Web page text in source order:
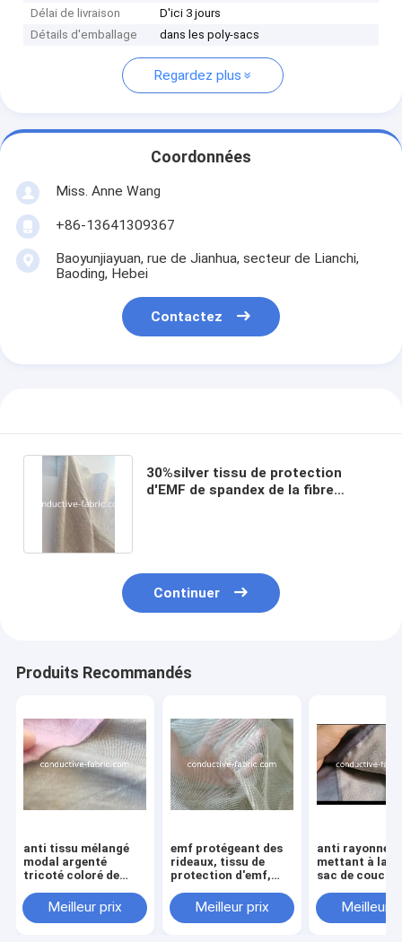
Délai de livraison
D'ici 3 jours
Détails d'emballage
dans les poly-sacs
Regardez plus
Coordonnées
Miss. Anne Wang
+86-13641309367
Baoyunjiayuan, rue de Jianhua, secteur de Lianchi,
Baoding, Hebei
Contactez
30%silver tissu de protection
d'EMF de spandex de la fibre
Continuer
Produits Recommandés
anti tissu mélangé
modal argenté
tricoté coloré de
l'habillement
Meilleur prix
emf protégeant des
rideaux, tissu de
protection d'emf,
moustiquaire de
rayonnement d'EMR,
Meilleur prix
anti
mettant à la
sac de
Meilleur